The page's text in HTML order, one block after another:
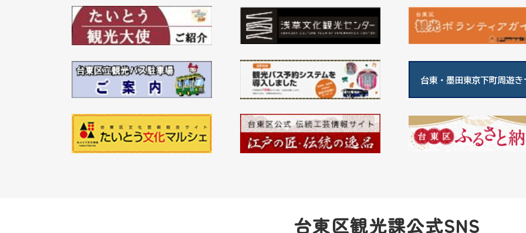
台東区観光課公式SNS